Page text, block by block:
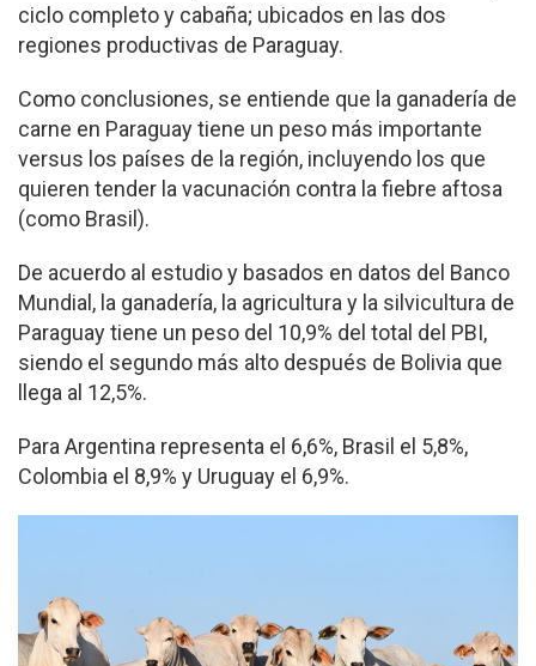
ciclo completo y cabaña; ubicados en las dos
regiones productivas de Paraguay.
Como conclusiones, se entiende que la ganadería de
carne en Paraguay tiene un peso más importante
versus los países de la región, incluyendo los que
quieren tender la vacunación contra la fiebre aftosa
(como Brasil).
De acuerdo al estudio y basados en datos del Banco
Mundial, la ganadería, la agricultura y la silvicultura de
Paraguay tiene un peso del 10,9% del total del PBI,
siendo el segundo más alto después de Bolivia que
llega al 12,5%.
Para Argentina representa el 6,6%, Brasil el 5,8%,
Colombia el 8,9% y Uruguay el 6,9%.